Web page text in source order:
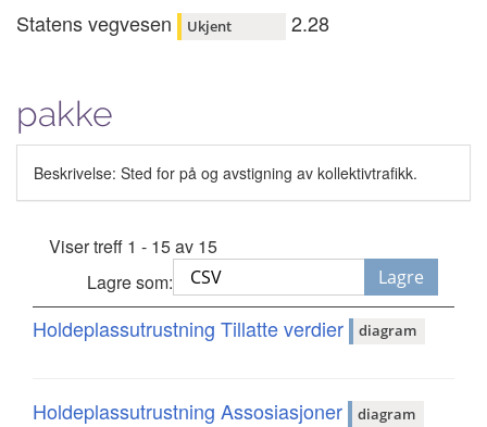
Statens vegvesen Ukjent 2.28
pakke
Beskrivelse: Sted for på og avstigning av kollektivtrafikk.
Viser treff 1 - 15 av 15
Lagre som:
Lagre
Holdeplassutrustning Tillatte verdier diagram
Holdeplassutrustning Assosiasjoner diagram